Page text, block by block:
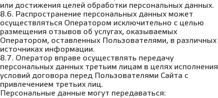
или достижения целей обработки персональных данных.
8.6. Распространение персональных данных может
осуществляться Оператором исключительно с целью
размещения отзывов об услугах, оказываемых
Оператором, оставленных Пользователями, в различных
источниках информации.
8.7. Оператор вправе осуществлять передачу
персональных данных третьим лицам в целях исполнения
условий договора перед Пользователями Сайта с
привлечением третьих лиц.
Персональные данные могут передаваться: